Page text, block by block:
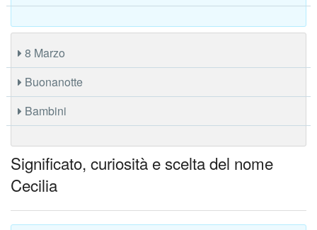
8 Marzo
Buonanotte
Bambini
Significato, curiosità e scelta del nome
Cecilia